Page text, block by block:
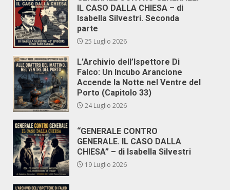
IL CASO DALLA CHIESA – di
Isabella Silvestri. Seconda
parte
25 Luglio 2026
L’Archivio dell’Ispettore Di
Falco: Un Incubo Arancione
Accende la Notte nel Ventre del
Porto (Capitolo 33)
24 Luglio 2026
“GENERALE CONTRO
GENERALE. IL CASO DALLA
CHIESA” – di Isabella Silvestri
19 Luglio 2026